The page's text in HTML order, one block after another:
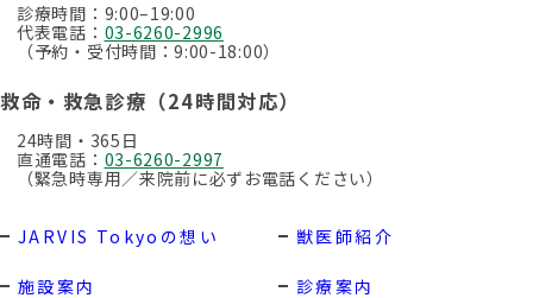
診療時間：9:00–19:00
代表電話： 03-6260-2996
（予約・受付時間：9:00-18:00）
救命・救急診療（24時間対応）
24時間・365日
直通電話： 03-6260-2997
（緊急時専用／来院前に必ずお電話ください）
JARVIS Tokyoの想い 獣医師紹介
施設案内 診療案内